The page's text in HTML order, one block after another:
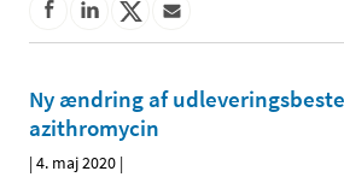
Ny ændring af
azithromycin
|4. maj 2020 |